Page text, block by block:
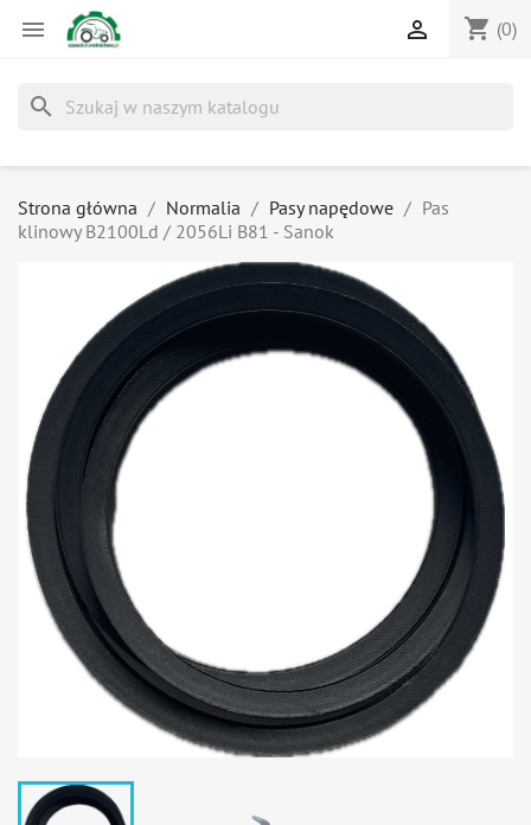
 shopping_cart (0)

search
Strona główna Normalia Pasy napędowe
Pas
klinowy B2100Ld / 2056Li B81 - Sanok